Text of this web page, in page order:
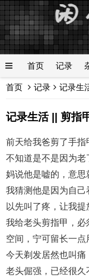
首页 记录
登陆
首页 记录 记录生
记录生活 || 剪指
前天给我爸剪了手指
不知道是不是因为
妈说他是嘘的，意思
我猜测他是因为自
以先叫了疼，让我提
我给老头剪指甲，
空间，宁可留长一点
今天剃发居然也叫痛
老头倔强，已经很